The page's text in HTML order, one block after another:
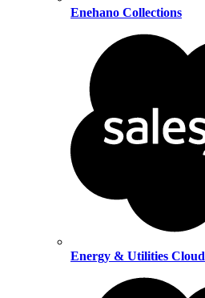
Enehano Collections
Energy & Utilities Cloud